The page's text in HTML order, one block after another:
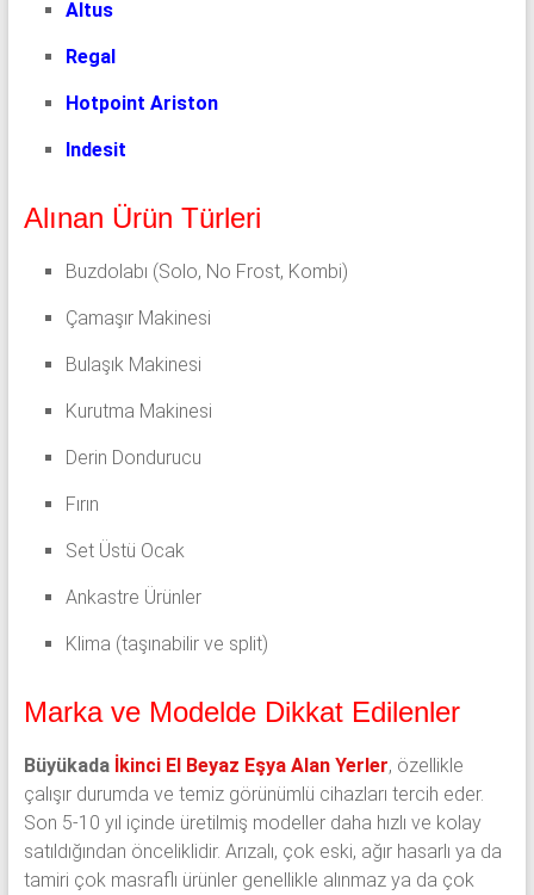
Altus
Regal
Hotpoint Ariston
Indesit
Alınan Ürün Türleri
Buzdolabı (Solo, No Frost, Kombi)
Çamaşır Makinesi
Bulaşık Makinesi
Kurutma Makinesi
Derin Dondurucu
Fırın
Set Üstü Ocak
Ankastre Ürünler
Klima (taşınabilir ve split)
Marka ve Modelde Dikkat Edilenler
Büyükada İkinci El Beyaz Eşya Alan Yerler, özellikle
çalışır durumda ve temiz görünümlü cihazları tercih eder.
Son 5-10 yıl içinde üretilmiş modeller daha hızlı ve kolay
satıldığından önceliklidir. Arızalı, çok eski, ağır hasarlı ya da
tamiri çok masraflı ürünler genellikle alınmaz ya da çok